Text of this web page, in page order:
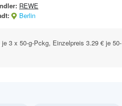
REWE
Berlin
3 x 50-g-Pckg, Einzelpreis 3.29 € je 50-